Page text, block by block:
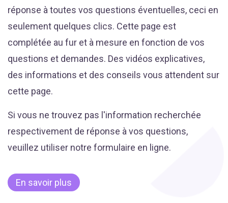
réponse à toutes vos questions éventuelles, ceci en
seulement quelques clics. Cette page est
complétée au fur et à mesure en fonction de vos
questions et demandes. Des vidéos explicatives,
des informations et des conseils vous attendent sur
cette page.
Si vous ne trouvez pas l'information recherchée
respectivement de réponse à vos questions,
veuillez utiliser notre formulaire en ligne.
En savoir plus